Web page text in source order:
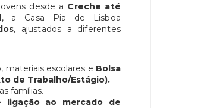
desde a Creche até
, a Casa Pia de Lisboa
, ajustados a diferentes
materiais escolares e Bolsa
de Trabalho/Estágio).
famílias.
ligação ao mercado de